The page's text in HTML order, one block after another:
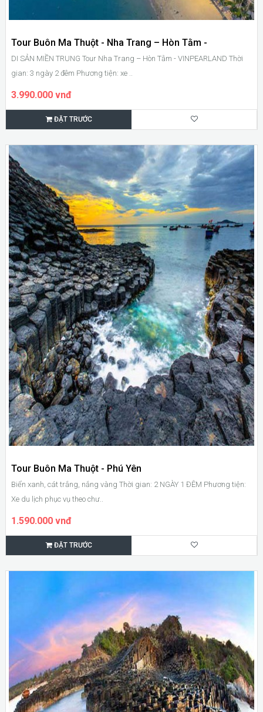
Tour Buôn Ma Thuột - Nha Trang – Hòn Tằm -
VINPEARLAND
DI SẢN MIỀN TRUNG Tour Nha Trang – Hòn Tằm - VINPEARLAND Thời
gian: 3 ngày 2 đêm Phương tiện: xe ..
3.990.000 vnđ
ĐẶT TRƯỚC
Tour Buôn Ma Thuột - Phú Yên
Biển xanh, cát trắng, nắng vàng Thời gian: 2 NGÀY 1 ĐÊM Phương tiện:
Xe du lịch phục vụ theo chư..
1.590.000 vnđ
ĐẶT TRƯỚC